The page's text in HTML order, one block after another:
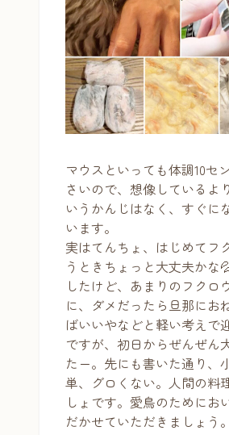
マウスといっても体調10セ
さいので、想像しているよ
いうかんじはなく、すぐに
います。
実はてんちょ、はじめてフ
うときちょっと大丈夫かな
したけど、あまりのフクロ
に、ダメだったら旦那にお
ばいいやなどと軽い考えで
ですが、初日からぜんぜん
たー。先にも書いた通り、
単、グロくない。人間の料
しょです。愛鳥のためにお
だかせていただきましょう。